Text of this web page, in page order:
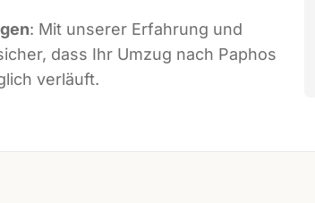
: Mit unserer Erfahrung und
dass Ihr Umzug nach Paphos
verläuft.